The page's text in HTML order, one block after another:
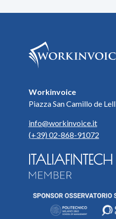
Workinvoice
Piazza San Camillo de
info@workinvoice.it
(+39) 02-868-91072